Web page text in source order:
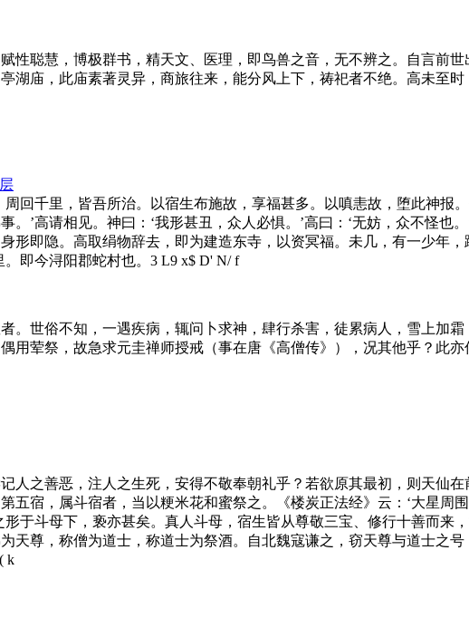
性聪慧，博极群书，精天文、医理，即鸟兽之音，无不辨之。自言前
湖庙，此庙素著灵异，商旅往来，能分风上下，祷祀者不绝。高未至
回千里，皆吾所治。以宿生布施故，享福甚多。以嗔恚故，堕此神报
。’高请相见。神曰：‘我形甚丑，众人必惧。’高曰：‘无妨，众不怪也
形即隐。高取绢物辞去，即为建造东寺，以资冥福。未几，有一少年
即今浔阳郡蛇村也。 3 L9 x$ D' N/ f
。世俗不知，一遇疾病，辄问卜求神，肆行杀害，徒累病人，雪上加
用荤祭，故急求元圭禅师授戒（事在唐《高僧传》），况其他乎？此
人之善恶，注人之生死，安得不敬奉朝礼乎？若欲原其最初，则天仙
五宿，属斗宿者，当以粳米花和蜜祭之。《楼炭正法经》云：‘大星周
于斗母下，亵亦甚矣。真人斗母，宿生皆从尊敬三宝、修行十善而来
天尊，称僧为道士，称道士为祭酒。自北魏寇谦之，窃天尊与道士之
k